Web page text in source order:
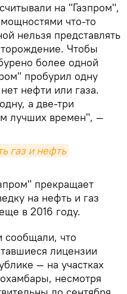
на "Газпром",
что-то
нельзя представлять
Чтобы
более одной
пробурил одну
нефти или газа.
а две-три
лучших времен", —
газ и нефть
прекращает
на нефть и газ
в 2016 году.
сообщали, что
лицензии
— на участках
несмотря